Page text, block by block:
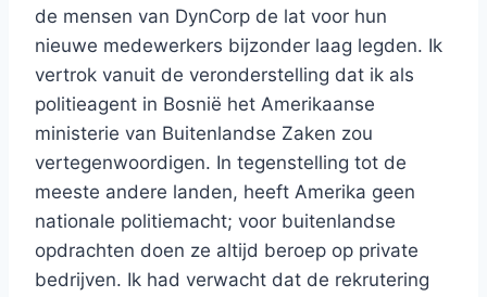
de mensen van DynCorp de lat voor hun
nieuwe medewerkers bijzonder laag legden. Ik
vertrok vanuit de veronderstelling dat ik als
politieagent in Bosnië het Amerikaanse
ministerie van Buitenlandse Zaken zou
vertegenwoordigen. In tegenstelling tot de
meeste andere landen, heeft Amerika geen
nationale politiemacht; voor buitenlandse
opdrachten doen ze altijd beroep op private
bedrijven. Ik had verwacht dat de rekrutering